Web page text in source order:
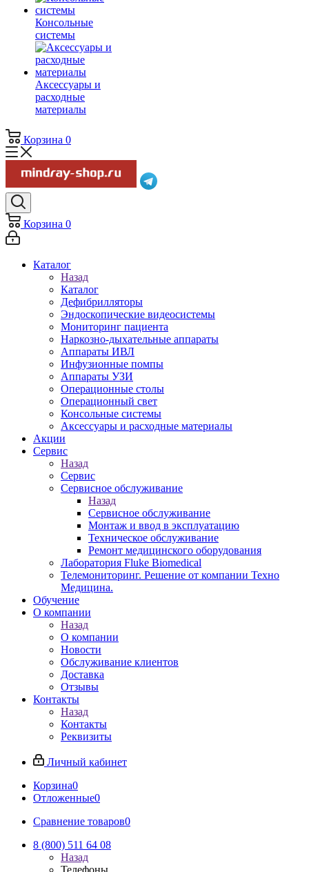
Консольные
системы
Аксессуары и
расходные
материалы
Корзина 0
Корзина 0
Каталог
Назад
Каталог
Дефибрилляторы
Эндоскопические видеосистемы
Мониторинг пациента
Наркозно-дыхательные аппараты
Аппараты ИВЛ
Инфузионные помпы
Аппараты УЗИ
Операционные столы
Операционный свет
Консольные системы
Аксессуары и расходные материалы
Акции
Сервис
Назад
Сервис
Сервисное обслуживание
Назад
Сервисное обслуживание
Монтаж и ввод в эксплуатацию
Техническое обслуживание
Ремонт медицинского оборудования
Лаборатория Fluke Biomedical
Телемониторинг. Решение от компании Техно
Медицина.
Обучение
О компании
Назад
О компании
Новости
Обслуживание клиентов
Доставка
Отзывы
Контакты
Назад
Контакты
Реквизиты
Личный кабинет
Корзина0
Отложенные0
Сравнение товаров0
8 (800) 511 64 08
Назад
Телефоны